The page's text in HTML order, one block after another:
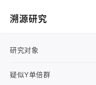
溯源研究
研究对象
疑似Y单倍群